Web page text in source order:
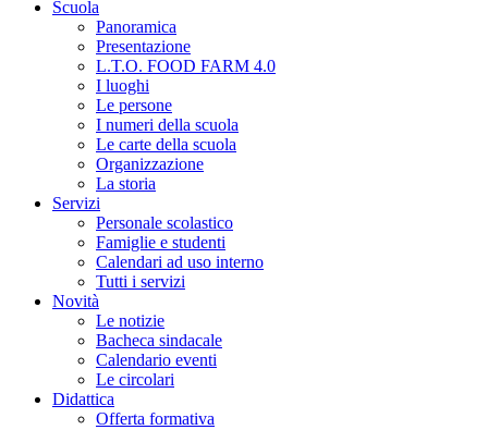
Scuola
Panoramica
Presentazione
L.T.O. FOOD FARM 4.0
I luoghi
Le persone
I numeri della scuola
Le carte della scuola
Organizzazione
La storia
Servizi
Personale scolastico
Famiglie e studenti
Calendari ad uso interno
Tutti i servizi
Novità
Le notizie
Bacheca sindacale
Calendario eventi
Le circolari
Didattica
Offerta formativa